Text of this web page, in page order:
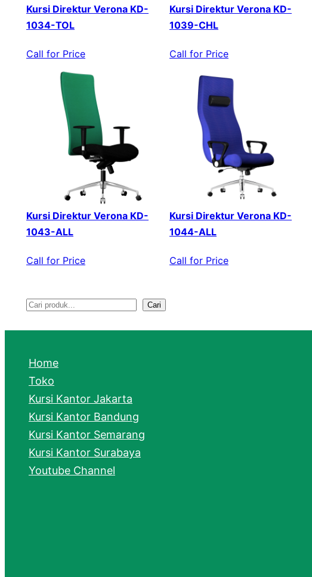
Kursi Direktur Verona KD-
1034-TOL
Call for Price
Kursi Direktur Verona KD-
1039-CHL
Call for Price
Kursi Direktur Verona KD-
1043-ALL
Call for Price
Kursi Direktur Verona KD-
1044-ALL
Call for Price
S
e
a
r
c
h
Cari
Home
Toko
Kursi Kantor Jakarta
Kursi Kantor Bandung
Kursi Kantor Semarang
Kursi Kantor Surabaya
Youtube Channel